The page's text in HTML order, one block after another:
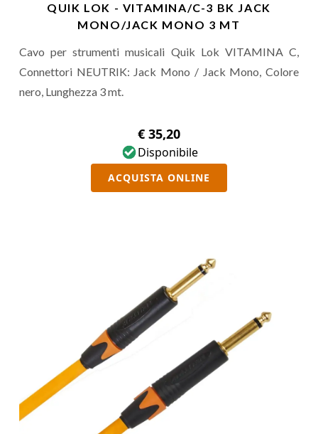
QUIK LOK - VITAMINA/C-3 BK JACK
MONO/JACK MONO 3 MT
Cavo per strumenti musicali Quik Lok VITAMINA C,
Connettori NEUTRIK: Jack Mono / Jack Mono, Colore
nero, Lunghezza 3 mt.
€ 35,20
Disponibile
ACQUISTA ONLINE